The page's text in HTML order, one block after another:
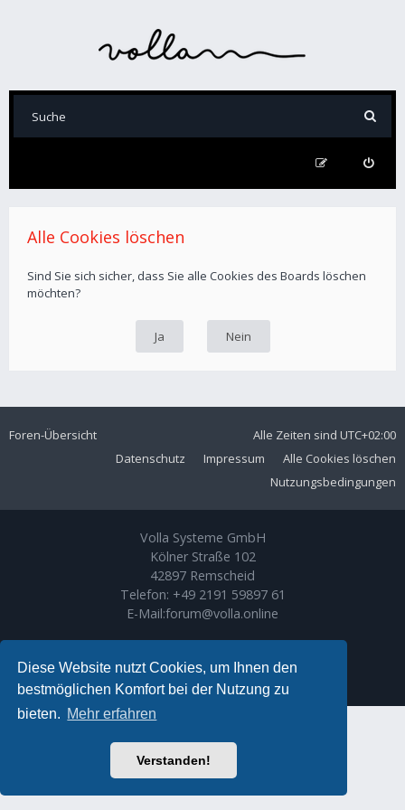
Diese Website nutzt Cookies, um Ihnen den
bestmöglichen Komfort bei der Nutzung zu
bieten. Mehr erfahren
Verstanden!
Alle Cookies löschen
Sind Sie sich sicher, dass Sie alle Cookies des Boards löschen
möchten?
Foren-Übersicht Alle Zeiten sind UTC+02:00
Alle Cookies löschen
Impressum
Datenschutz
Nutzungsbedingungen
Volla Systeme GmbH
Kölner Straße 102
42897 Remscheid
Telefon: +49 2191 59897 61
E-Mail:forum@volla.online
Ariki Theme byGramziu